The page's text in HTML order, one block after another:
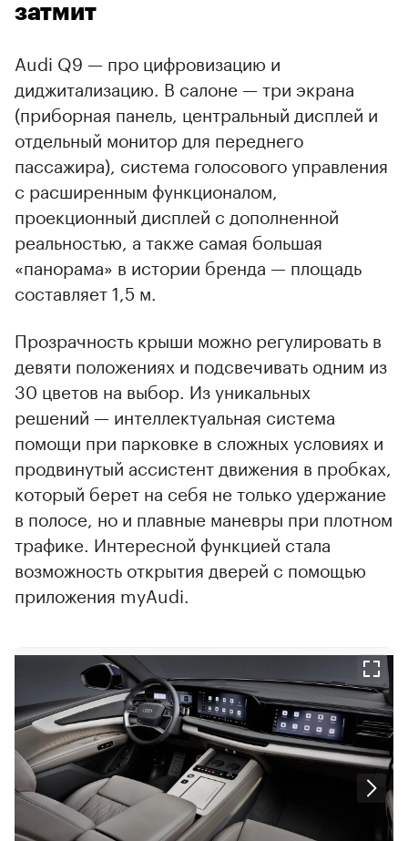
затмит
Audi Q9 — про цифровизацию и
диджитализацию. В салоне — три экрана
(приборная панель, центральный дисплей и
отдельный монитор для переднего
пассажира), система голосового управления
с расширенным функционалом,
проекционный дисплей с дополненной
реальностью, а также самая большая
«панорама» в истории бренда — площадь
составляет 1,5 м.
Прозрачность крыши можно регулировать в
девяти положениях и подсвечивать одним из
30 цветов на выбор. Из уникальных
решений — интеллектуальная система
помощи при парковке в сложных условиях и
продвинутый ассистент движения в пробках,
который берет на себя не только удержание
в полосе, но и плавные маневры при плотном
трафике. Интересной функцией стала
возможность открытия дверей с помощью
приложения myAudi.